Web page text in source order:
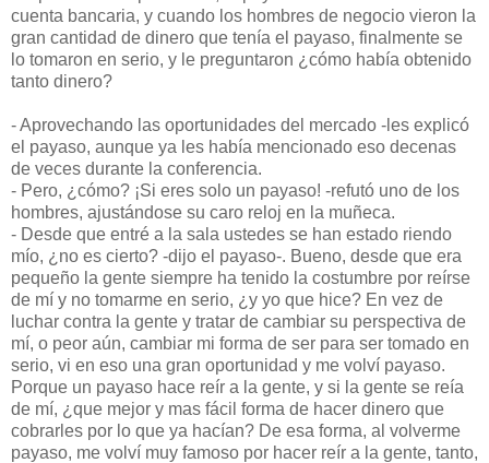
cuenta bancaria, y cuando los hombres de negocio vieron la
gran cantidad de dinero que tenía el payaso, finalmente se
lo tomaron en serio, y le preguntaron ¿cómo había obtenido
tanto dinero?
- Aprovechando las oportunidades del mercado -les explicó
el payaso, aunque ya les había mencionado eso decenas
de veces durante la conferencia.
- Pero, ¿cómo? ¡Si eres solo un payaso! -refutó uno de los
hombres, ajustándose su caro reloj en la muñeca.
- Desde que entré a la sala ustedes se han estado riendo
mío, ¿no es cierto? -dijo el payaso-. Bueno, desde que era
pequeño la gente siempre ha tenido la costumbre por reírse
de mí y no tomarme en serio, ¿y yo que hice? En vez de
luchar contra la gente y tratar de cambiar su perspectiva de
mí, o peor aún, cambiar mi forma de ser para ser tomado en
serio, vi en eso una gran oportunidad y me volví payaso.
Porque un payaso hace reír a la gente, y si la gente se reía
de mí, ¿que mejor y mas fácil forma de hacer dinero que
cobrarles por lo que ya hacían? De esa forma, al volverme
payaso, me volví muy famoso por hacer reír a la gente, tanto,